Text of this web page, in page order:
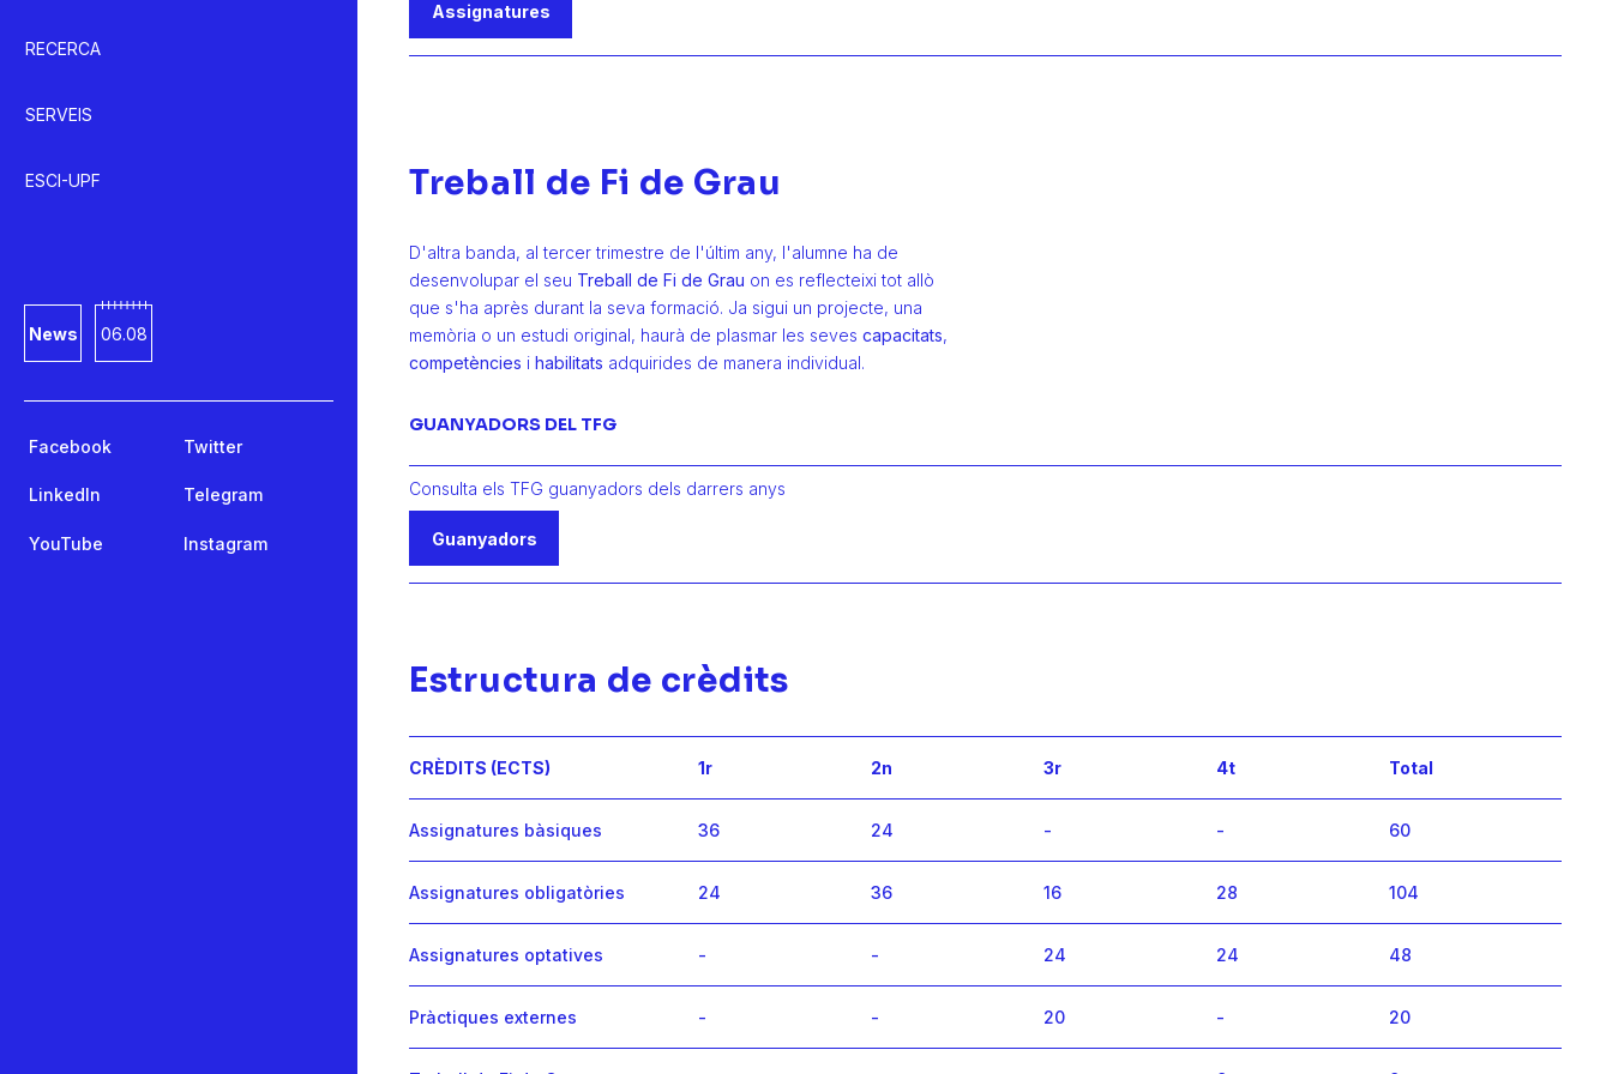
RECERCA
SERVEIS
ESCI-UPF
News 06.08
Facebook Twitter
LinkedIn Telegram
YouTube Instagram
Assignatures
Treball de Fi de Grau
D'altra banda, al tercer trimestre de l'últim any, l'alumne ha de
desenvolupar el seu Treball de Fi de Grau on es reflecteixi tot allò
que s'ha après durant la seva formació. Ja sigui un projecte, una
memòria o un estudi original, haurà de plasmar les seves capacitats,
competències i habilitats adquirides de manera individual.
GUANYADORS DEL TFG
Consulta els TFG guanyadors dels darrers anys
Guanyadors
Estructura de crèdits
CRÈDITS (ECTS) 1r 2n 3r 4t Total
Assignatures bàsiques 36 24 - - 60
Assignatures obligatòries 24 36 16 28 104
Assignatures optatives - - 24 24 48
Pràctiques externes - - 20 - 20